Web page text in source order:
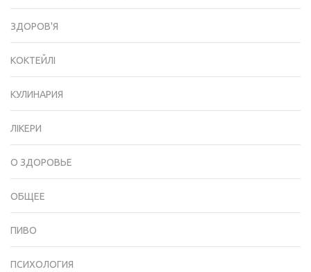
ЗДОРОВ'Я
КОКТЕЙЛІ
КУЛИНАРИЯ
ЛІКЕРИ
О ЗДОРОВЬЕ
ОБЩЕЕ
ПИВО
ПСИХОЛОГИЯ